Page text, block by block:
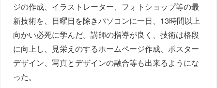
ジの作成、イラストレーター、フォトショップ等の最
新技術を、日曜日を除きパソコンに一日、13時間以上
向かい必死に学んだ。講師の指導が良く、技術は格段
に向上し、見栄えのするホームページ作成、ポスター
デザイン、写真とデザインの融合等も出来るようにな
った。